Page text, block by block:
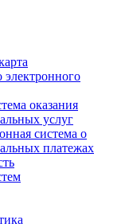
оказания
услуг
система о
платежах